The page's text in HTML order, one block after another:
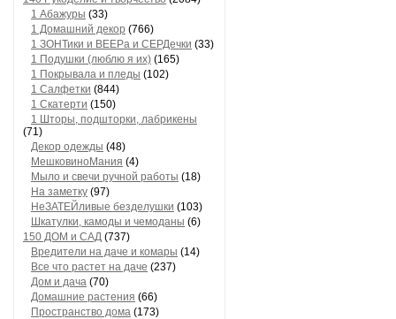
1 Абажуры (33)
1 Домашний декор (766)
1 ЗОНТики и ВЕЕРа и СЕРДечки (33)
1 Подушки (люблю я их) (165)
1 Покрывала и пледы (102)
1 Салфетки (844)
1 Скатерти (150)
1 Шторы, подшторки, лабрикены
(71)
Декор одежды (48)
МешковиноМания (4)
Мыло и свечи ручной работы (18)
На заметку (97)
НеЗАТЕЙливые безделушки (103)
Шкатулки, камоды и чемоданы (6)
150 ДОМ и САД (737)
Вредители на даче и комары (14)
Все что растет на даче (237)
Дом и дача (70)
Домашние растения (66)
Пространство дома (173)